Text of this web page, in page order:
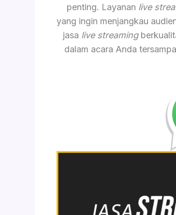
penting. Layanan live
yang ingin menjangkau
jasa live streaming
dalam acara Anda